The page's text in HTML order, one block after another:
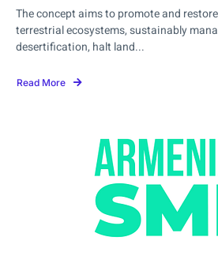
The concept aims to promote and
terrestrial ecosystems, sustainably
desertification, halt land...
Read More